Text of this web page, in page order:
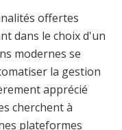
offertes
dans le choix d'un
modernes se
la gestion
apprécié
cherchent à
plateformes